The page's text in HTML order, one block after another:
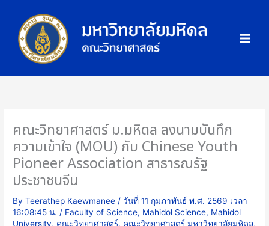
content
คณะวิทยาศาสตร์ ม.มหิดล ลงนามบันทึก
ความเข้าใจ (MOU) กับ Chinese Youth
Pioneer Association สาธารณรัฐ
ประชาชนจีน
ByTeerathep Kaewmanee /วันที่ 11 กุมภาพันธ์ พ.ศ. 2569 เวลา
16:08:45 น. / Faculty of Science, Mahidol Science, Mahidol
University, คณะวิทยาศาสตร์, คณะวิทยาศาสตร์ มหาวิทยาลัยมหิดล,
ม